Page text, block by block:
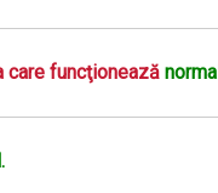
care funcţioneazănormal